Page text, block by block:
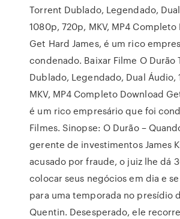
Torrent Dublado, Legendado,
1080p, 720p, MKV, MP4 Completo
Get Hard James, é um rico
condenado. Baixar Filme O Durão
Dublado, Legendado, Dual Áudio,
MKV, MP4 Completo Download
é um rico empresário que foi
Filmes. Sinopse: O Durão –
gerente de investimentos James
acusado por fraude, o juiz lhe dá
colocar seus negócios em dia e
para uma temporada no presídio
Quentin. Desesperado, ele